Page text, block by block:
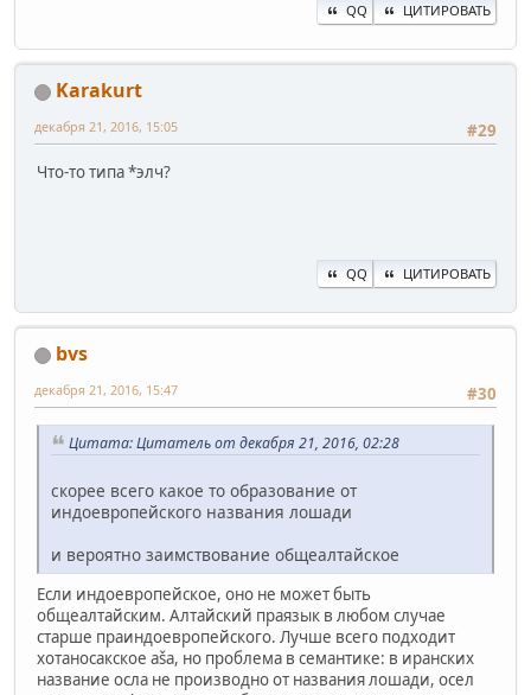
QQ ЦИТИРОВАТЬ
Karakurt
#29
декабря 21, 2016, 15:05
Что-то типа *элч?
QQ ЦИТИРОВАТЬ
bvs
#30
декабря 21, 2016, 15:47
Цитата: Цитатель от декабря 21, 2016, 02:28
скорее всего какое то образование от
индоевропейского названия лошади
и вероятно заимствование общеалтайское
Если индоевропейское, оно не может быть
общеалтайским. Алтайский праязык в любом случае
старше праиндоевропейского. Лучше всего подходит
хотаносакское aša, но проблема в семантике: в иранских
название осла не производно от названия лошади, осел